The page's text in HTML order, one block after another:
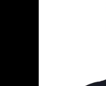
+20 anni
Master